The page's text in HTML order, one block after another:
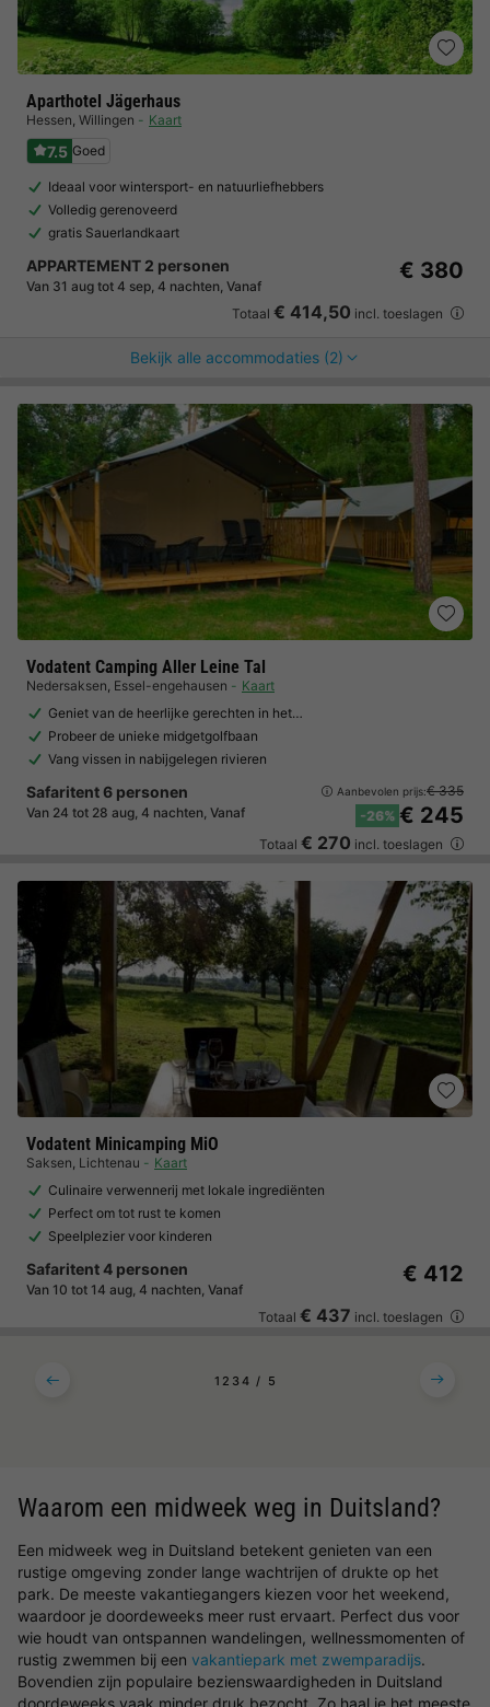
Aparthotel Jägerhaus
Hessen, Willingen Kaart
7.5 Goed
Ideaal voor wintersport- en natuurliefhebbers
Volledig gerenoveerd
gratis Sauerlandkaart
APPARTEMENT 2 personen
Van 31 aug tot 4 sep, 4 nachten, Vanaf
€ 380
Totaal € 414,50 incl. toeslagen
Bekijk alle accommodaties (2)
Vodatent Camping Aller Leine Tal
Nedersaksen, Essel-engehausen
Kaart
Geniet van de heerlijke gerechten in het…
Probeer de unieke midgetgolfbaan
Vang vissen in nabijgelegen rivieren
Safaritent 6 personen
Van 24 tot 28 aug, 4 nachten, Vanaf
Aanbevolen prijs:€ 335
-26% € 245
Totaal € 270 incl. toeslagen
Vodatent Minicamping MiO
Saksen, Lichtenau
Kaart
Culinaire verwennerij met lokale ingrediënten
Perfect om tot rust te komen
Speelplezier voor kinderen
Safaritent 4 personen
Van 10 tot 14 aug, 4 nachten, Vanaf
€ 412
Totaal € 437 incl. toeslagen
1 2 3 4 5
Waarom een midweek weg in Duitsland?
Een midweek weg in Duitsland betekent genieten van een
rustige omgeving zonder lange wachtrijen of drukte op het
park. De meeste vakantiegangers kiezen voor het weekend,
waardoor je doordeweeks meer rust ervaart. Perfect dus voor
wie houdt van ontspannen wandelingen, wellnessmomenten of
rustig zwemmen bij een vakantiepark met zwemparadijs.
Bovendien zijn populaire bezienswaardigheden in Duitsland
doordeweeks vaak minder druk bezocht. Zo haal je het meeste